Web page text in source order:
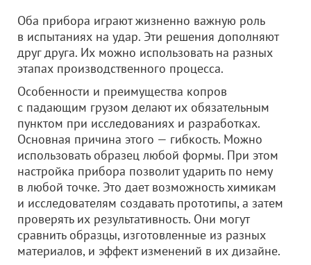
Оба прибора играют жизненно важную роль
в испытаниях на удар. Эти решения дополняют
друг друга. Их можно использовать на разных
этапах производственного процесса.
Особенности и преимущества копров
с падающим грузом делают их обязательным
пунктом при исследованиях и разработках.
Основная причина этого — гибкость. Можно
использовать образец любой формы. При этом
настройка прибора позволит ударить по нему
в любой точке. Это дает возможность химикам
и исследователям создавать прототипы, а затем
проверять их результативность. Они могут
сравнить образцы, изготовленные из разных
материалов, и эффект изменений в их дизайне.